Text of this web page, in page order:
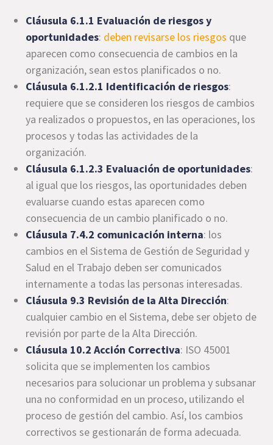
Cláusula 6.1.1 Evaluación de riesgos y
oportunidades: deben revisarse los riesgos que
aparecen como consecuencia de cambios en la
organización, sean estos planificados o no.
Cláusula 6.1.2.1 Identificación de riesgos:
requiere que se consideren los riesgos de cambios
ya realizados o propuestos, en las operaciones, los
procesos y todas las actividades de la
organización.
Cláusula 6.1.2.3 Evaluación de oportunidades:
al igual que los riesgos, las oportunidades deben
evaluarse cuando estas aparecen como
consecuencia de un cambio planificado o no.
Cláusula 7.4.2 comunicación interna: los
cambios en el Sistema de Gestión de Seguridad y
Salud en el Trabajo deben ser comunicados
internamente a todas las personas interesadas.
Cláusula 9.3 Revisión de la Alta Dirección:
cualquier cambio en el Sistema, debe ser objeto de
revisión por parte de la Alta Dirección.
Cláusula 10.2 Acción Correctiva: ISO 45001
solicita que se implementen los cambios
necesarios para solucionar un problema y subsanar
una no conformidad en un proceso, utilizando el
proceso de gestión del cambio. Así, los cambios
correctivos se gestionarán de forma adecuada.